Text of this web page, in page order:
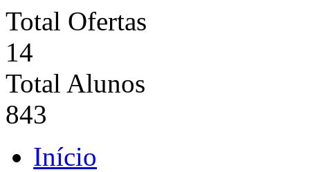
Total Ofertas
14
Total Alunos
843
Início